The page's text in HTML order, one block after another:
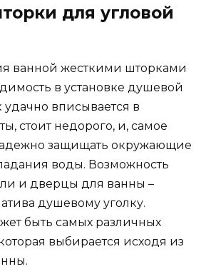
для угловой
ванной жесткими шторками
в установке душевой
вписывается в
стоит недорого, и, самое
защищать окружающие
воды. Возможность
и дверцы для ванны –
душевому уголку.
быть самых различных
выбирается исходя из